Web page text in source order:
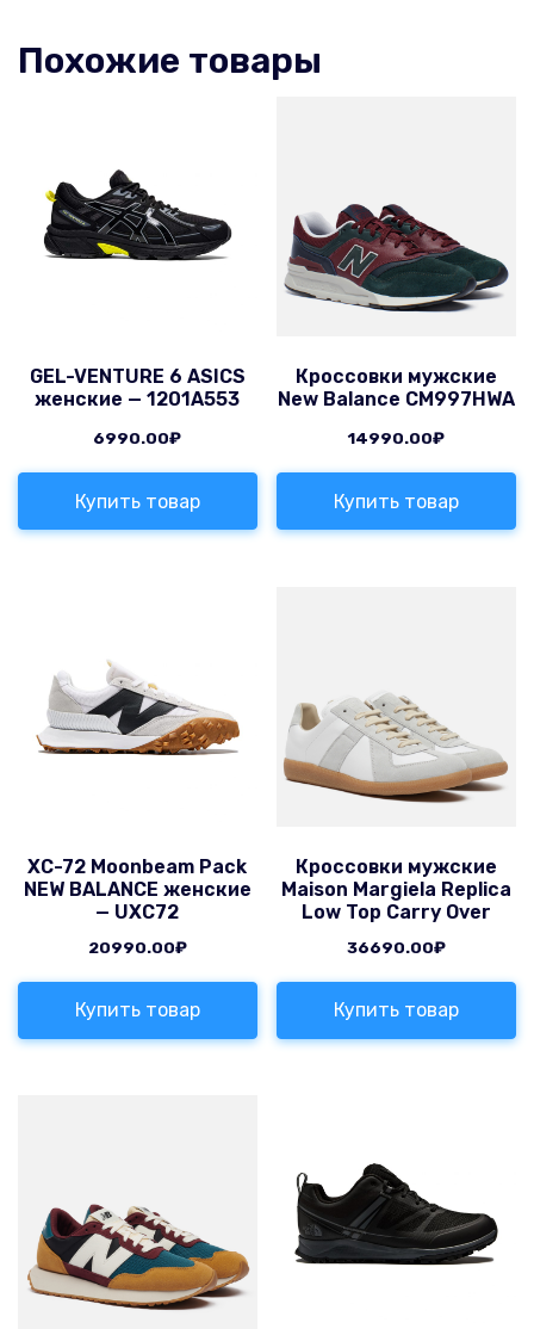
Похожие товары
GEL-VENTURE 6 ASICS
женские — 1201A553
6990.00₽
Купить товар
Кроссовки мужские
New Balance CM997HWA
14990.00₽
Купить товар
XC-72 Moonbeam Pack
NEW BALANCE женские
— UXC72
20990.00₽
Купить товар
Кроссовки мужские
Maison Margiela Replica
Low Top Carry Over
36690.00₽
Купить товар